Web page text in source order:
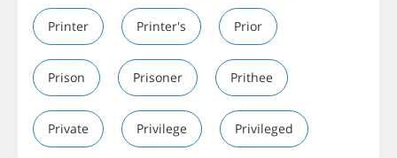
Printer Printer's Prior
Prison Prisoner Prithee
Private Privilege Privileged